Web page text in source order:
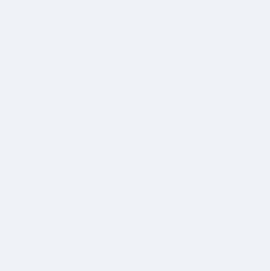
英
【
梅
ブ